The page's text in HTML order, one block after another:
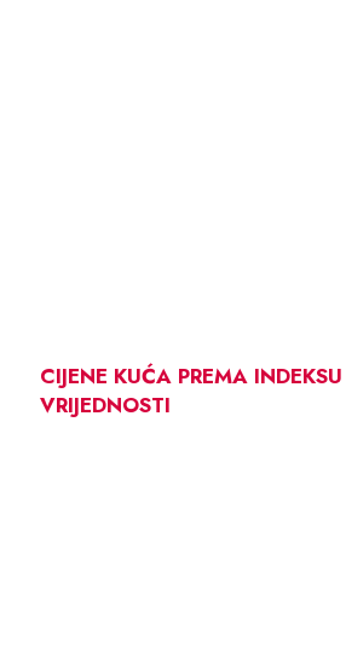
CIJENE KUĆA PREMA INDEKSU
VRIJEDNOSTI